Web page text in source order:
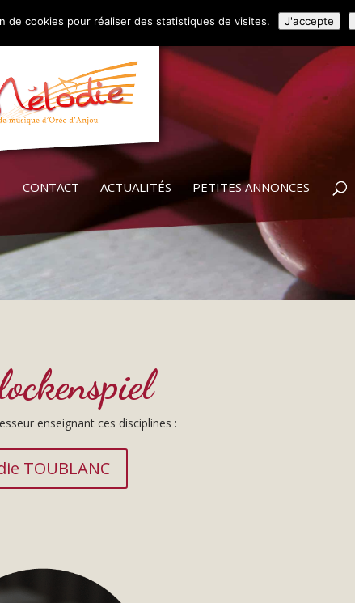
CONTACT ACTUALITÉS PETITES ANNONCES
enseignant ces disciplines :
TOUBLANC
de cookies pour réaliser des statistiques de visites. J'accepte